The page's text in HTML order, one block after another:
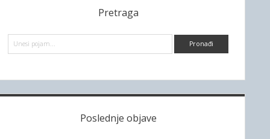
Pretraga
r
a
Poslednje objave